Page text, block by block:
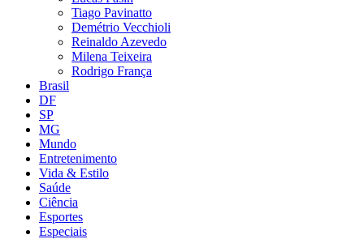
Tiago Pavinatto
Demétrio Vecchioli
Reinaldo Azevedo
Milena Teixeira
Rodrigo França
Brasil
DF
SP
MG
Mundo
Entretenimento
Vida & Estilo
Saúde
Ciência
Esportes
Especiais